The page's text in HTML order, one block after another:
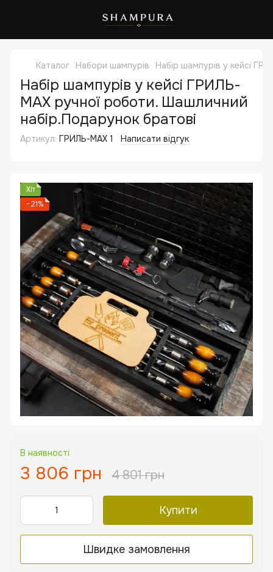
Каталог Набори шампурів Набір шампурів у кейсі
Набір шампурів у кейсі ГРИЛЬ-
MAX ручної роботи. Шашличний
набір.Подарунок братові
Артикул: ГРИЛЬ-MAX 1 Написати відгук
Хіт
−21%
В наявності
3 806 грн 4 801 грн
Купити
Швидке замовлення